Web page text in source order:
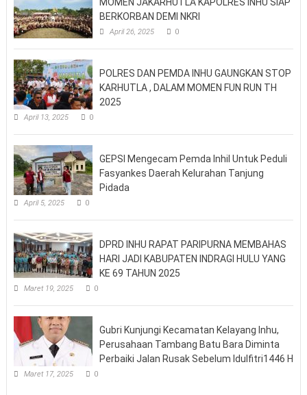
BERKORBAN DEMI NKRI
April 26, 2025 0
POLRES DAN PEMDA INHU GAUNGKAN STOP
KARHUTLA , DALAM MOMEN FUN RUN TH
2025
April 13, 2025 0
GEPSI Mengecam Pemda Inhil Untuk Peduli
Fasyankes Daerah Kelurahan Tanjung
Pidada
April 5, 2025 0
DPRD INHU RAPAT PARIPURNA MEMBAHAS
HARI JADI KABUPATEN INDRAGI HULU YANG
KE 69 TAHUN 2025
Maret 19, 2025 0
Gubri Kunjungi Kecamatan Kelayang Inhu,
Perusahaan Tambang Batu Bara Diminta
Perbaiki Jalan Rusak Sebelum Idulfitri1446 H
Maret 17, 2025 0